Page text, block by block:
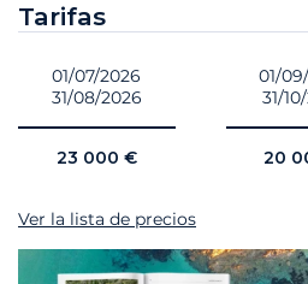
Tarifas
01/07/2026
31/08/2026
23 000 €
01/
31/
20
Ver la lista de precios